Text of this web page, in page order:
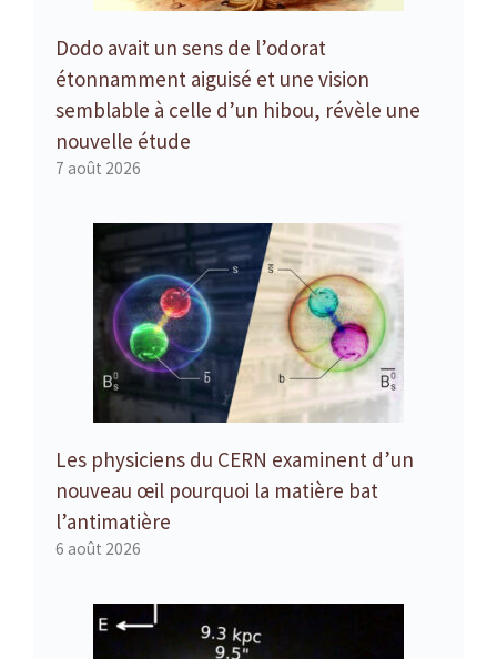
Dodo avait un sens de l’odorat
étonnamment aiguisé et une vision
semblable à celle d’un hibou, révèle une
nouvelle étude
7 août 2026
Les physiciens du CERN examinent d’un
nouveau œil pourquoi la matière bat
l’antimatière
6 août 2026